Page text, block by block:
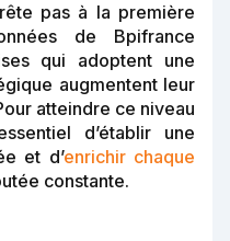
pas à la première
de Bpifrance
qui adoptent une
augmentent leur
atteindre ce niveau
d’établir une
et d’enrichir chaque
constante.